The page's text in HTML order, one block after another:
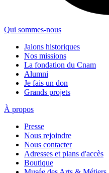
Qui sommes-nous
Jalons historiques
Nos missions
La fondation du Cnam
Alumni
Je fais un don
Grands projets
À propos
Presse
Nous rejoindre
Nous contacter
Adresses et plans d'accès
Boutique